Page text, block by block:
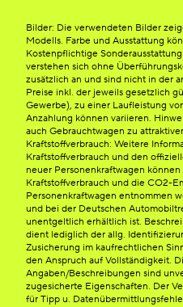
Bilder: Die verwendeten Bilder
Modells. Farbe und Ausstattung
Kostenpflichtige
verstehen sich ohne
zusätzlich an und sind nicht in der
Preise inkl. der jeweils gesetzlich
Gewerbe), zu einer Laufleistung
Anzahlung können variieren.
auch Gebrauchtwagen zu
Kraftstoffverbrauch: Weitere
Kraftstoffverbrauch und den
neuer Personenkraftwagen
Kraftstoffverbrauch und die CO2-
Personenkraftwagen entnommen
und bei der Deutschen
unentgeltlich erhältlich ist.
dient lediglich der allg.
Zusicherung im kaufrechtlichen
den Anspruch auf Vollständigkeit.
Angaben/Beschreibungen sind
zugesicherte Eigenschaften. Der
für Tipp u.